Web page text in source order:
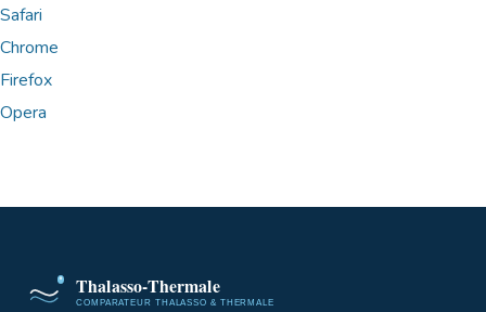
Safari
Chrome
Firefox
Opera